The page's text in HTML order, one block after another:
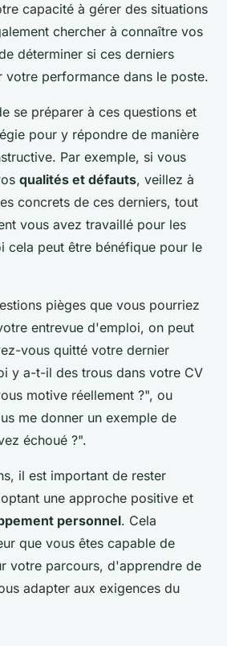
capacité à gérer des situations
chercher à connaître vos
déterminer si ces derniers
votre performance dans le poste.
se préparer à ces questions et
pour y répondre de manière
Par exemple, si vous
qualités et défauts, veillez à
concrets de ces derniers, tout
vous avez travaillé pour les
cela peut être bénéfique pour le
pièges que vous pourriez
entrevue d'emploi, on peut
vous quitté votre dernier
y a-t-il des trous dans votre CV
motive réellement ?", ou
me donner un exemple de
échoué ?".
il est important de rester
une approche positive et
personnel. Cela
que vous êtes capable de
votre parcours, d'apprendre de
adapter aux exigences du